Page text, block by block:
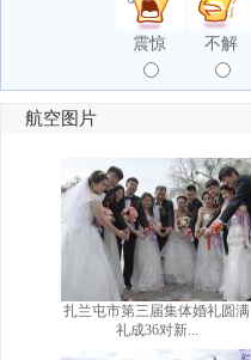
震惊 不解
航空图片
扎兰屯市第三届集体婚礼圆满
礼成36对新...